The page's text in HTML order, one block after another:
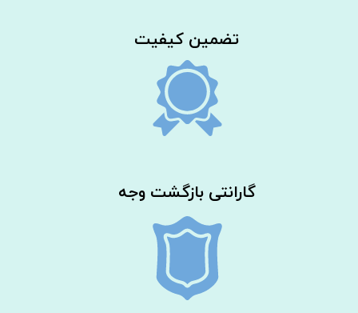
گارانتی بازگشت وجه
​تضمین کیفیت